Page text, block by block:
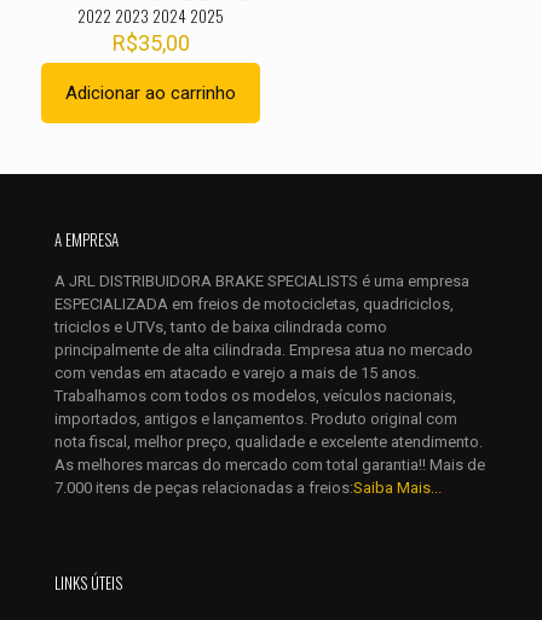
mail*
Salvar meus dados neste navegador para a próxima vez que
eu comentar.
2022 2023 2024 2025
R$35,00
Adicionar ao carrinho
A EMPRESA
A JRL DISTRIBUIDORA BRAKE SPECIALISTS é uma empresa
ESPECIALIZADA em freios de motocicletas, quadriciclos,
triciclos e UTVs, tanto de baixa cilindrada como
principalmente de alta cilindrada. Empresa atua no mercado
com vendas em atacado e varejo a mais de 15 anos.
Trabalhamos com todos os modelos, veículos nacionais,
importados, antigos e lançamentos. Produto original com
nota fiscal, melhor preço, qualidade e excelente atendimento.
As melhores marcas do mercado com total garantia!! Mais de
7.000 itens de peças relacionadas a freios:Saiba Mais...
LINKS ÚTEIS